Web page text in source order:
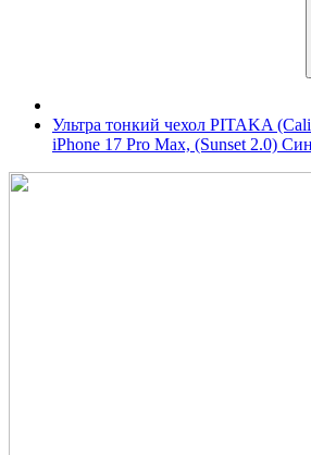
Ультра тонкий чехол PITAKA
iPhone 17 Pro Max, (Sunset 2.0)